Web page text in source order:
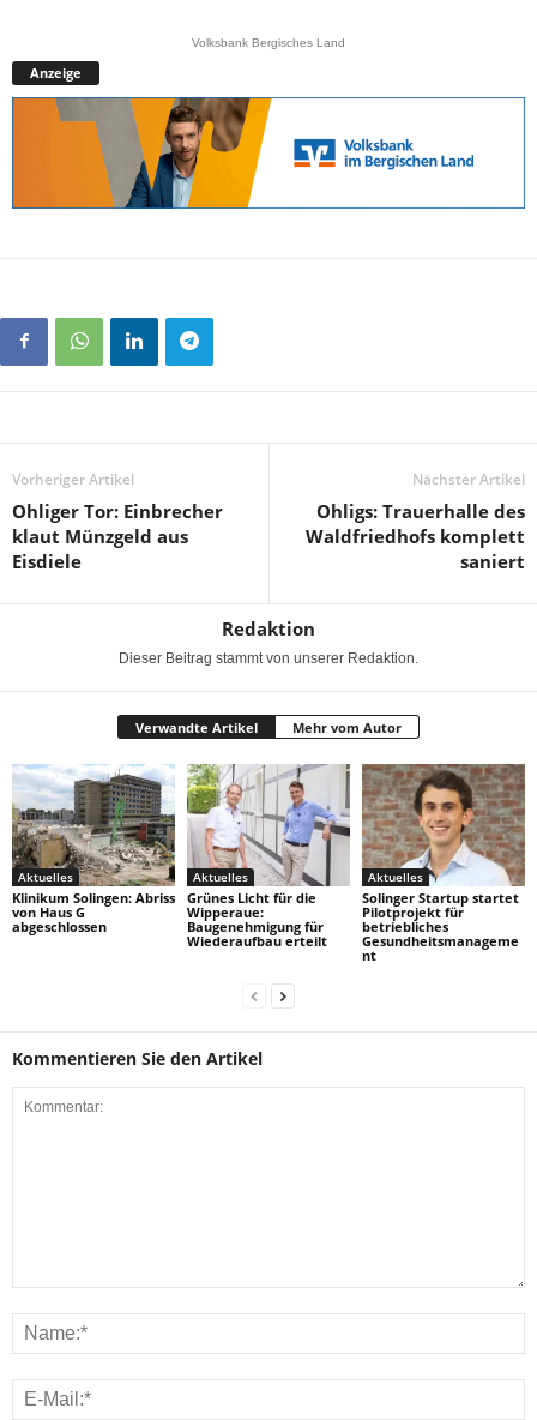
Volksbank Bergisches Land
Anzeige
Vorheriger Artikel
Ohliger Tor: Einbrecher
klaut Münzgeld aus
Eisdiele
Nächster Artikel
Ohligs: Trauerhalle des
Waldfriedhofs komplett
saniert
Redaktion
Dieser Beitrag stammt von unserer Redaktion.
Verwandte Artikel Mehr vom Autor
Aktuelles
Klinikum Solingen: Abriss
von Haus G
abgeschlossen
Aktuelles
Grünes Licht für die
Wipperaue:
Baugenehmigung für
Wiederaufbau erteilt
Aktuelles
Solinger Startup startet
Pilotprojekt für
betriebliches
Gesundheitsmanageme
nt
Kommentieren Sie den Artikel